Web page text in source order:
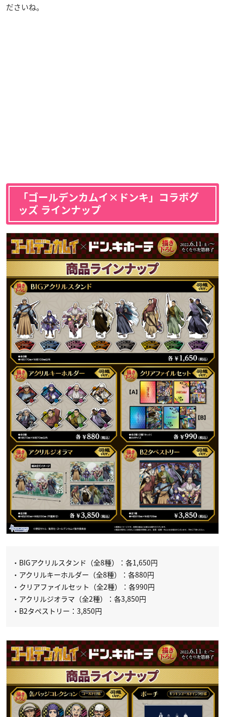
ださいね。
「ゴールデンカムイ×ドンキ」コラボグ
ッズ ラインナップ
・BIGアクリルスタンド（全8種）：各1,650円
・アクリルキーホルダー（全8種）：各880円
・クリアファイルセット（全2種）：各990円
・アクリルジオラマ（全2種）：各3,850円
・B2タペストリー：3,850円